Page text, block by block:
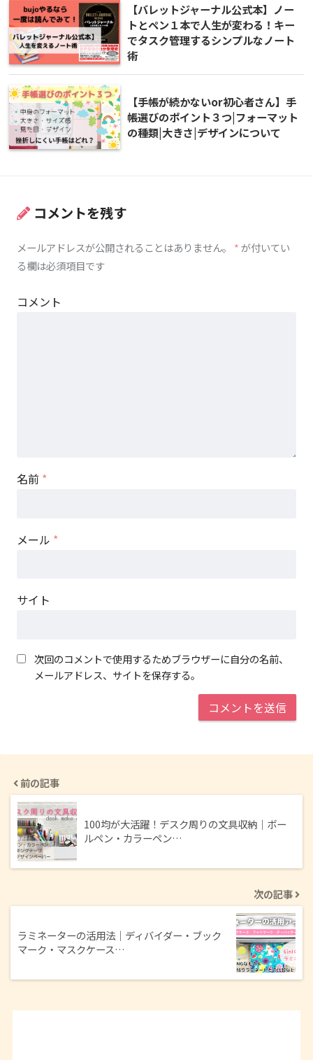
【バレットジャーナル公式本】ノー
トとペン１本で人生が変わる！キー
でタスク管理するシンプルなノート
術
【手帳が続かないor初心者さん】手
帳選びのポイント３つ|フォーマット
の種類|大きさ|デザインについて
コメントを残す
メールアドレスが公開されることはありません。 *が付いてい
る欄は必須項目です
コメント
名前 *
メール *
サイト
次回のコメントで使用するためブラウザーに自分の名前、
メールアドレス、サイトを保存する。
前の記事
100均が大活躍！デスク周りの文具収納｜ボー
ルペン・カラーペン…
次の記事
ラミネーターの活用法｜ディバイダー・ブック
マーク・マスクケース…